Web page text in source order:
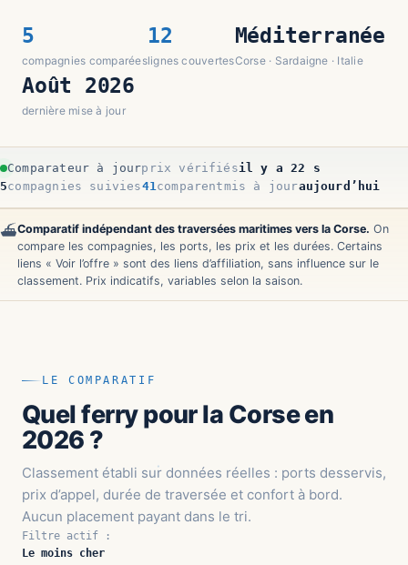
5
compagnies comparées
12
lignes couvertes
Méditerranée
Corse · Sardaigne · Italie
Août 2026
dernière mise à jour
Comparateur à jourprix vérifiésil y a 24 s
5compagnies suivies41comparentmis à jouraujourd’hui
⛴️Comparatif indépendant des traversées maritimes vers la Corse. On
compare les compagnies, les ports, les prix et les durées. Certains
liens « Voir l’offre » sont des liens d’affiliation, sans influence sur le
classement. Prix indicatifs, variables selon la saison.
LE COMPARATIF
Quel ferry pour la Corse en
2026 ?
Classement établi sur données réelles : ports desservis,
prix d’appel, durée de traversée et confort à bord.
Aucun placement payant dans le tri.
Filtre actif :
Le moins cher